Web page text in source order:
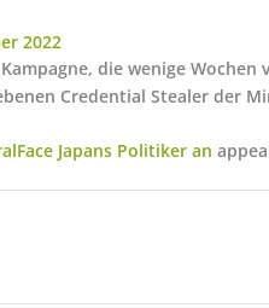
2022
die wenige
Credential Stealer der
Japans Politiker an